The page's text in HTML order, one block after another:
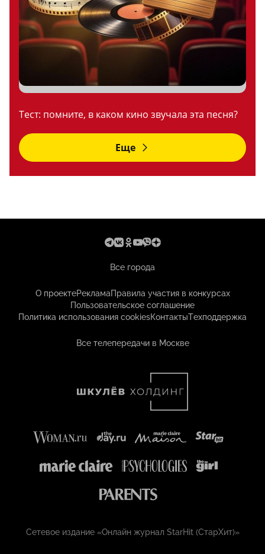
Тест: помните, в каком кино звучала эта песня?
Еще
Все города
О проектеРекламаПравила участия в конкурсах
Пользовательское соглашение
Политика использования cookiesКонтактыТехподдержка
Все телепередачи в Москве
Сетевое издание «Онлайн журнал StarHit (СтарХит)»